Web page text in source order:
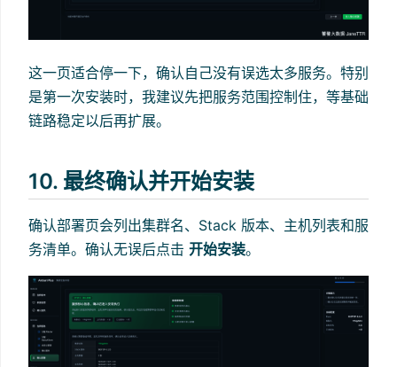
这一页适合停一下，确认自己没有误选太多服务。特别
是第一次安装时，我建议先把服务范围控制住，等基础
链路稳定以后再扩展。
10. 最终确认并开始安装
确认部署页会列出集群名、Stack 版本、主机列表和服
务清单。确认无误后点击 开始安装。